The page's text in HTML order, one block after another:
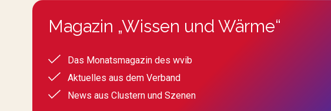
Magazin „Wissen und Wärme“
Das Monatsmagazin des wvib
Aktuelles aus dem Verband
News aus Clustern und Szenen